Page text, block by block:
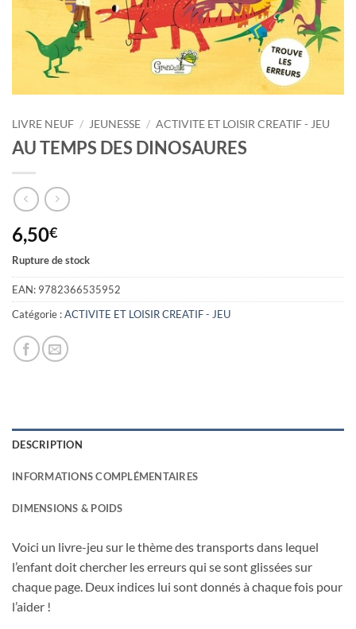
LIVRE NEUF / JEUNESSE / ACTIVITE ET LOISIR CREATIF - JEU
AU TEMPS DES DINOSAURES
6,50€
Rupture de stock
EAN: 9782366535952
Catégorie :ACTIVITE ET LOISIR CREATIF - JEU
DESCRIPTION
INFORMATIONS COMPLÉMENTAIRES
DIMENSIONS & POIDS
Voici un livre-jeu sur le thème des transports dans lequel
l’enfant doit chercher les erreurs qui se sont glissées sur
chaque page. Deux indices lui sont donnés à chaque fois pour
l’aider !